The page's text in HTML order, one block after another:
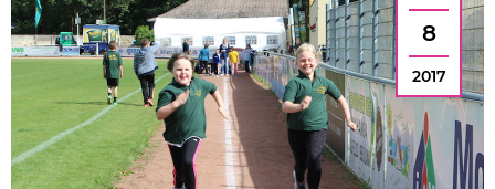
b
e
l
u
n
d
L
8
2017